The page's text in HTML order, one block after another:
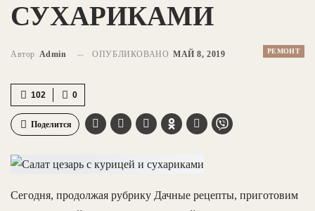
СУХАРИКАМИ
РЕМОНТ
Автор Admin ОПУБЛИКОВАНО МАЙ 8, 2019
0
102
Поделится
Сегодня, продолжая рубрику Дачные рецепты, приготовим